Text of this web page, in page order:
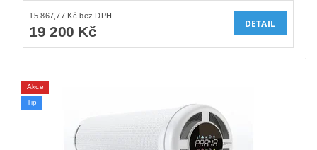
15 867,77 Kč bez DPH
19 200 Kč
DETAIL
Akce
Tip